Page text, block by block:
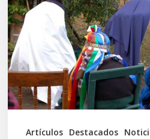
Artículos Destacados
Tripantü
y
la
Sociedad
Mapuche
Ancestral